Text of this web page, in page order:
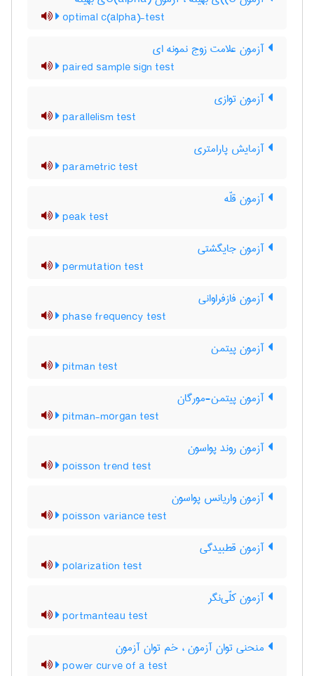
optimal c(alpha)-test
آزمون علامت زوج نمونه ای
paired sample sign test
آزمون توازی
parallelism test
آزمایش پارامتری
parametric test
آزمون قلّه
peak test
آزمون جایگشتی
permutation test
آزمون فازفراوانی
phase frequency test
آزمون پیتمن
pitman test
آزمون پیتمن-مورگان
pitman-morgan test
آزمون روند پواسون
poisson trend test
آزمون واریانس پواسون
poisson variance test
آزمون قطبیدگی
polarization test
آزمون کلّی‌نگر
portmanteau test
منحنی توان آزمون ، خم توان آزمون
power curve of a test